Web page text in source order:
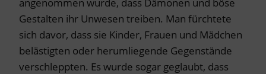
Gestalten ihr Unwesen treiben. Man fürchtete
sich davor, dass sie Kinder, Frauen und Mädchen
belästigten oder herumliegende Gegenstände
verschleppten. Es wurde sogar geglaubt, dass